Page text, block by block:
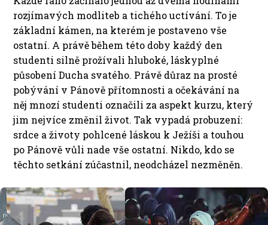
rozjímavých modliteb a tichého uctívání. To je
základní kámen, na kterém je postaveno vše
ostatní. A právě během této doby každý den
studenti silně prožívali hluboké, láskyplné
působení Ducha svatého. Právě důraz na prosté
pobývání v Pánově přítomnosti a očekávání na
něj mnozí studenti označili za aspekt kurzu, který
jim nejvíce změnil život. Tak vypadá probuzení:
srdce a životy pohlcené láskou k Ježíši a touhou
po Pánově vůli nade vše ostatní. Nikdo, kdo se
těchto setkání zúčastnil, neodcházel nezměněn.